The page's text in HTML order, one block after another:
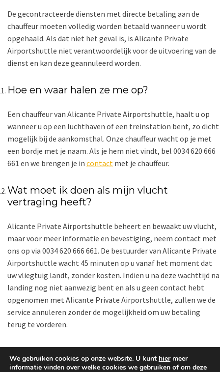
De gecontracteerde diensten met directe betaling aan de
chauffeur moeten volledig worden betaald wanneer u wordt
opgehaald. Als dat niet het geval is, is Alicante Private
Airportshuttle niet verantwoordelijk voor de uitvoering van de
dienst en kan deze geannuleerd worden.
Hoe en waar halen ze me op?
Een chauffeur van Alicante Private Airportshuttle, haalt u op
wanneer u op een luchthaven of een treinstation bent, zo dicht
mogelijk bij de aankomsthal. Onze chauffeur wacht op je met
een bordje met je naam. Als je hem niet vindt, bel 0034 620 666
661 en we brengen je in contact met je chauffeur.
Wat moet ik doen als mijn vlucht
vertraging heeft?
Alicante Private Airportshuttle beheert en bewaakt uw vlucht,
maar voor meer informatie en bevestiging, neem contact met
ons op via 0034 620 666 661. De bestuurder van Alicante Private
Airportshuttle wacht 45 minuten op u vanaf het moment dat
uw vliegtuig landt, zonder kosten. Indien u na deze wachttijd na
landing nog niet aanwezig bent en als u geen contact hebt
opgenomen met Alicante Private Airportshuttle, zullen we de
service annuleren zonder de mogelijkheid om uw betaling
terug te vorderen.
We gebruiken cookies op onze website. U kunt hiermeer
informatie vinden over welke cookies we gebruiken of om deze